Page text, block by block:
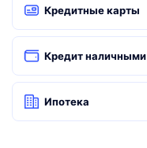
Кредитные карты
Кредит наличными
Ипотека